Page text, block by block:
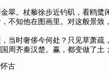
翠。杖藜徐步近钓矶，看鸥鹭
不知他在图画里。对这般景致
当时奢侈今何处？只见草萧疏
周齐秦汉楚。赢，都变做了土
古